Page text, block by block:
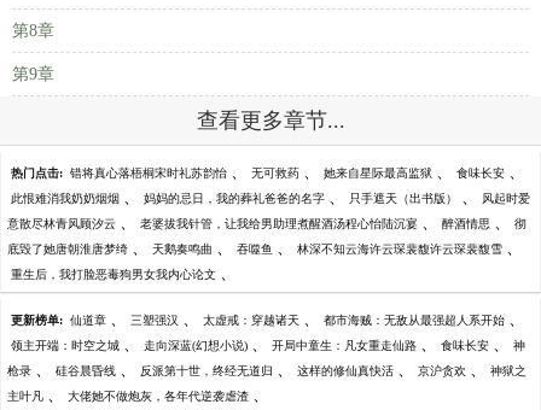
第8章
第9章
查看更多章节...
热门点击: 错将真心落梧桐宋时礼苏韵怡 、 无可救药 、 她来自星际最高监狱 、 食味长安 、
此恨难消我奶奶烟烟 、 妈妈的忌日，我的葬礼爸爸的名字 、 只手遮天（出书版） 、 风起时爱
意散尽林青风顾汐云 、 老婆拔我针管，让我给男助理煮醒酒汤程心怡陆沉宴 、 醉酒情思 、 彻
底毁了她唐朝淮唐梦绮 、 天鹅奏鸣曲 、 吞噬鱼 、 林深不知云海许云琛裴馥许云琛裴馥雪 、
重生后，我打脸恶毒狗男女我内心论文 、
更新榜单: 仙道章 、 三塑强汉 、 太虚戒：穿越诸天 、 都市海贼：无敌从最强超人系开始 、
领主开端：时空之城 、 走向深蓝(幻想小说) 、 开局中童生：凡女重走仙路 、 食味长安 、 神
枪录 、 硅谷晨昏线 、 反派第十世，终经无道归 、 这样的修仙真快活 、 京沪贪欢 、 神狱之
主叶凡 、 大佬她不做炮灰，各年代逆袭虐渣 、